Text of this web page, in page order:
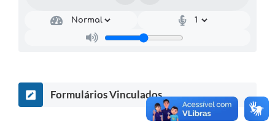
Formulários Vinculados